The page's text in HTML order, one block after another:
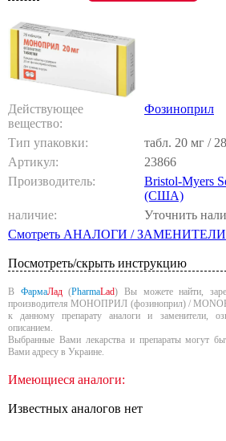
Действующее
вещество:
Фозиноприл
Тип упаковки:
табл. 20 мг /
Артикул:
23866
Производитель:
Bristol-Myers
(США)
наличие:
Уточнить
Смотреть АНАЛОГИ / ЗАМЕНИТЕЛИ
Посмотреть/скрыть инструкцию
В ФармаЛад(PharmaLad) Вы можете найти,
производителя МОНОПРИЛ (фозиноприл) /
к данному препарату аналоги и заменители,
описанием.
Выбранные Вами лекарства и препараты могут
Вами адресу в Украине.
Имеющиеся аналоги:
Известных аналогов нет